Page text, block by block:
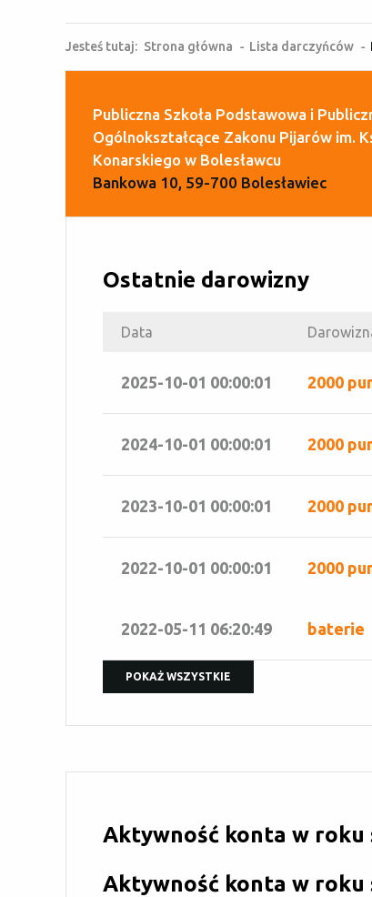
Jesteś tutaj: Strona główna - Lista darczyńców -
Publiczna Szkoła Podstawowa i
Ogólnokształcące Zakonu Pijarów im.
Konarskiego w Bolesławcu
Bankowa 10, 59-700 Bolesławiec
Ostatnie darowizny
Data
2025-10-01 00:00:01 2000
2024-10-01 00:00:01 2000
2023-10-01 00:00:01 2000
2022-10-01 00:00:01 2000
2022-05-11 06:20:49 baterie
POKAŻ WSZYSTKIE
Aktywność konta w roku
Aktywność konta w roku